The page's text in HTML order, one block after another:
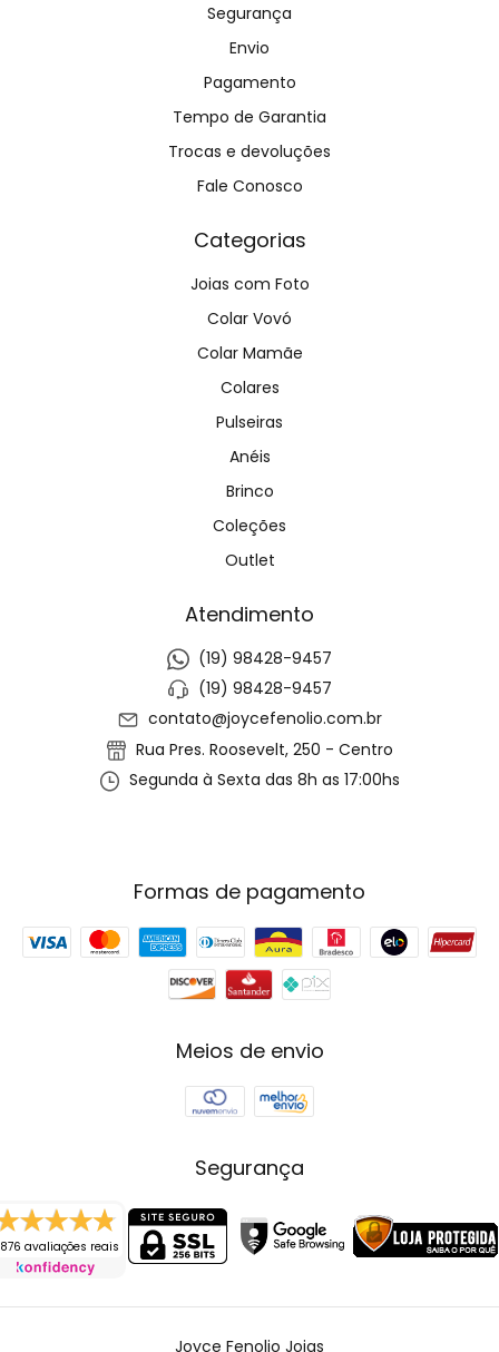
Segurança
Envio
Pagamento
Tempo de Garantia
Trocas e devoluções
Fale Conosco
Categorias
Joias com Foto
Colar Vovó
Colar Mamãe
Colares
Pulseiras
Anéis
Brinco
Coleções
Outlet
Atendimento
(19) 98428-9457
(19) 98428-9457
contato@joycefenolio.com.br
Rua Pres. Roosevelt, 250 - Centro
Segunda à Sexta das 8h as 17:00hs
Formas de pagamento
Meios de envio
Segurança
avaliações reais
Joyce Fenolio Joias